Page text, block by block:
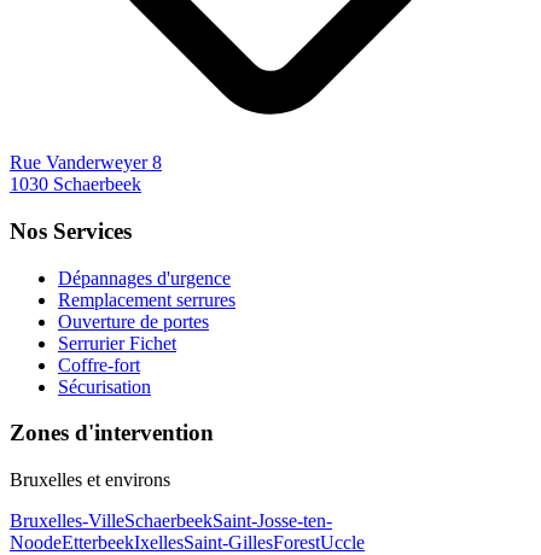
Rue Vanderweyer 8
1030 Schaerbeek
Nos Services
Dépannages d'urgence
Remplacement serrures
Ouverture de portes
Serrurier Fichet
Coffre-fort
Sécurisation
Zones d'intervention
Bruxelles et environs
Bruxelles-VilleSchaerbeekSaint-Josse-ten-
NoodeEtterbeekIxellesSaint-GillesForestUccle